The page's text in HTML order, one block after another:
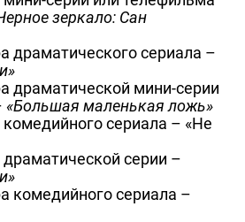
зеркало: Сан
драматического сериала –
драматической мини-серии
«Большая маленькая ложь»
сериала – «Не
серии –
комедийного сериала –